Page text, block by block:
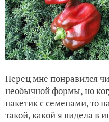
Перец мне понравился
необычной формы, но
пакетик с семенами, то
такой, какой я видела в